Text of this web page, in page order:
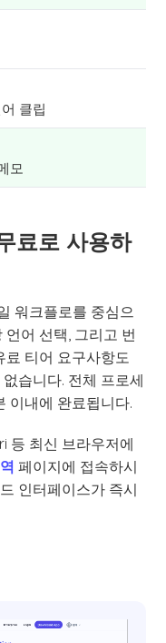
클립
모
료로 사용하
워크플로를 중심으
언어 선택, 그리고 번
료 티어 요구사항도
습니다. 전체 프로세
이내에 완료됩니다.
등 최신 브라우저에
페이지에 접속하시
인터페이스가 즉시